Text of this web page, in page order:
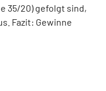
35/20) gefolgt sind,
Fazit: Gewinne